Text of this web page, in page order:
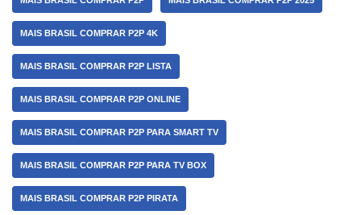
MAIS BRASIL COMPRAR P2P 4K
MAIS BRASIL COMPRAR P2P LISTA
MAIS BRASIL COMPRAR P2P ONLINE
MAIS BRASIL COMPRAR P2P PARA SMART TV
MAIS BRASIL COMPRAR P2P PARA TV BOX
MAIS BRASIL COMPRAR P2P PIRATA